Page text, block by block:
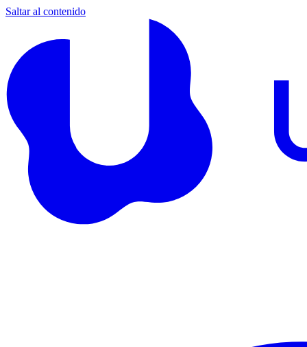
Saltar al contenido